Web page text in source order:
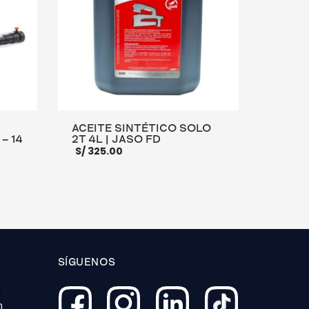
14
ACEITE SINTÉTICO SOLO
2T 4L | JASO FD
S/325.00
SÍGUENOS